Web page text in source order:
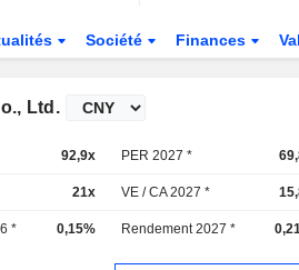
Société Finances
Ltd.
92,9x PER 2027 *
21x VE / CA 2027 *
* 0,15% Rendement 2027 *